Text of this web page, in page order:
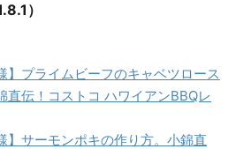
）
】プライムビーフのキャベツロース
直伝！コストコ ハワイアンBBQレ
】サーモンポキの作り方。小錦直